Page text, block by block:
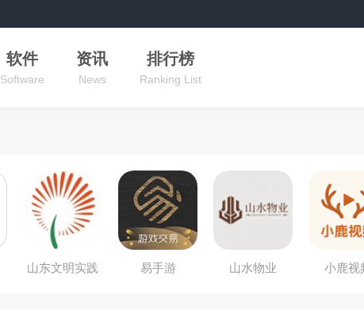
软件
Software
资讯
News
排行榜
Ranking List
山东文明实践
易手游 山水物业 小鹿视